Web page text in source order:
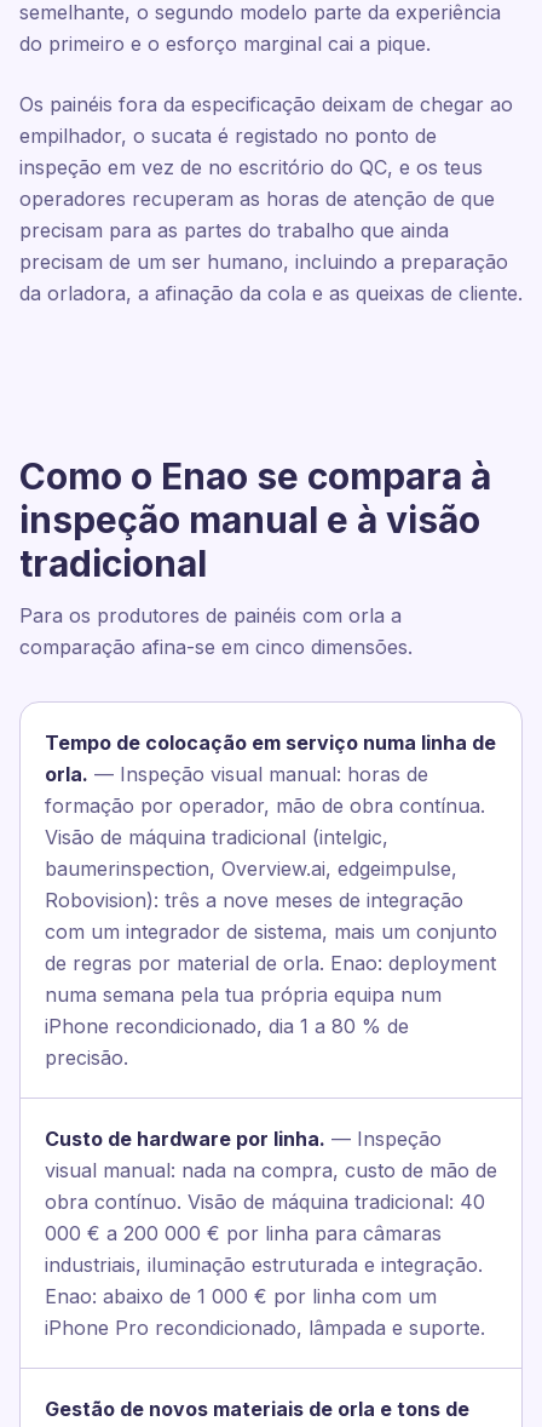
semelhante, o segundo modelo parte da experiência
do primeiro e o esforço marginal cai a pique.
Os painéis fora da especificação deixam de chegar ao
empilhador, o sucata é registado no ponto de
inspeção em vez de no escritório do QC, e os teus
operadores recuperam as horas de atenção de que
precisam para as partes do trabalho que ainda
precisam de um ser humano, incluindo a preparação
da orladora, a afinação da cola e as queixas de cliente.
Como o Enao se compara à
inspeção manual e à visão
tradicional
Para os produtores de painéis com orla a
comparação afina-se em cinco dimensões.
Tempo de colocação em serviço numa linha de
orla. — Inspeção visual manual: horas de
formação por operador, mão de obra contínua.
Visão de máquina tradicional (intelgic,
baumerinspection, Overview.ai, edgeimpulse,
Robovision): três a nove meses de integração
com um integrador de sistema, mais um conjunto
de regras por material de orla. Enao: deployment
numa semana pela tua própria equipa num
iPhone recondicionado, dia 1 a 80 % de
precisão.
Custo de hardware por linha. — Inspeção
visual manual: nada na compra, custo de mão de
obra contínuo. Visão de máquina tradicional: 40
000 € a 200 000 € por linha para câmaras
industriais, iluminação estruturada e integração.
Enao: abaixo de 1 000 € por linha com um
iPhone Pro recondicionado, lâmpada e suporte.
Gestão de novos materiais de orla e tons de